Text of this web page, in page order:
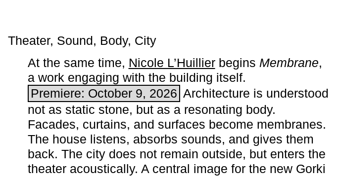
Theater, Sound, Body, City
At the same time, Nicole L’Huillierbegins ­ Membrane,
a work engaging with the building itself.
Premiere: October 9, 2026 Architecture is understood
not as static stone, but as a resonating body.
Facades, curtains, and surfaces become membranes.
The house listens, absorbs sounds, and gives them
back. The city does not remain outside, but enters the
theater acoustically. A central image for the new Gorki